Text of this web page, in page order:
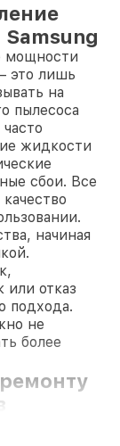
мощности
это лишь
на
пылесоса
жидкости
сбои. Все
начиная
или отказ
подхода.
не
более